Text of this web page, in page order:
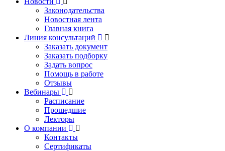
Законодательства
Новостная лента
Главная книга
Линия консультаций
Заказать документ
Заказать подборку
Задать вопрос
Помощь в работе
Отзывы
Вебинары
Расписание
Прошедшие
Лекторы
О компании
Контакты
Сертификаты